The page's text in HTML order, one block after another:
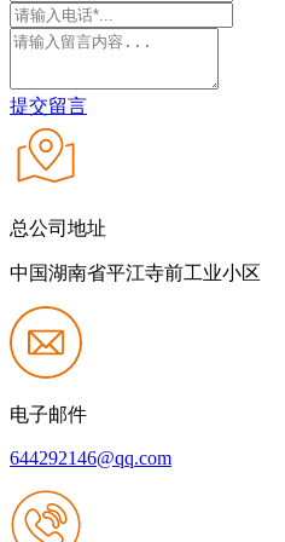
提交留言
总公司地址
中国湖南省平江寺前工业小区
电子邮件
644292146@qq.com